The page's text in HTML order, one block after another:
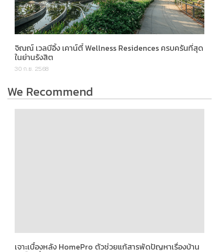
จิณณ์ เวลบีอิ้ง เคาน์ตี้ Wellness Residences ครบครันที่สุด
ในย่านรังสิต
30 ก.ย. 2568
We Recommend
ให้เป็นเรื่องง่าย
9 มิ.ย. 2569